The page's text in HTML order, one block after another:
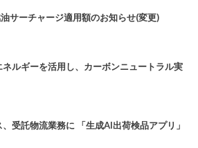
サーチャージ適用額のお知らせ(変更)
ルギーを活用し、カーボンニュートラル実
受託物流業務に 「生成AI出荷検品アプリ」